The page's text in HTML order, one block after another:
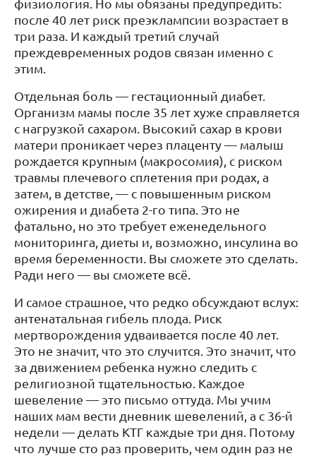
физиология. Но мы обязаны предупредить:
после 40 лет риск преэклампсии возрастает в
три раза. И каждый третий случай
преждевременных родов связан именно с
этим.
Отдельная боль — гестационный диабет.
Организм мамы после 35 лет хуже справляется
с нагрузкой сахаром. Высокий сахар в крови
матери проникает через плаценту — малыш
рождается крупным (макросомия), с риском
травмы плечевого сплетения при родах, а
затем, в детстве, — с повышенным риском
ожирения и диабета 2-го типа. Это не
фатально, но это требует еженедельного
мониторинга, диеты и, возможно, инсулина во
время беременности. Вы сможете это сделать.
Ради него — вы сможете всё.
И самое страшное, что редко обсуждают вслух:
антенатальная гибель плода. Риск
мертворождения удваивается после 40 лет.
Это не значит, что это случится. Это значит, что
за движением ребенка нужно следить с
религиозной тщательностью. Каждое
шевеление — это письмо оттуда. Мы учим
наших мам вести дневник шевелений, а с 36-й
недели — делать КТГ каждые три дня. Потому
что лучше сто раз проверить, чем один раз не